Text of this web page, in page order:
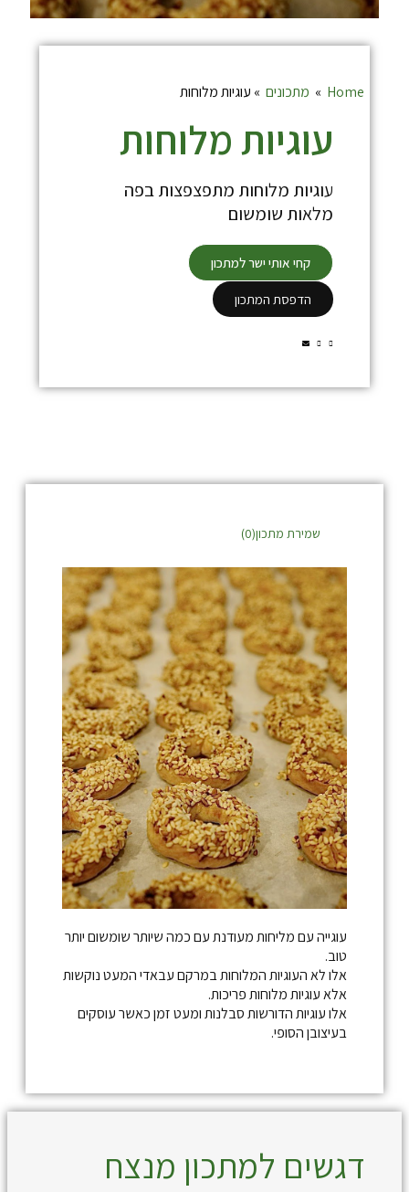
Home
» מתכונים » עוגיות מלוחות
עוגיות מלוחות
עוגיות מלוחות מתפצפצות בפה
מלאות שומשום
קחי אותי ישר למתכון
הדפסת המתכון
שמירת מתכון(0
)
עוגייה עם מליחות מעודנת עם כמה שיותר שומשום יותר
טוב.
אלו לא העוגיות המלוחות במרקם עבאדי המעט נוקשות
אלא עוגיות מלוחות פריכות.
אלו עוגיות הדורשות סבלנות ומעט זמן כאשר עוסקים
בעיצובן הסופי.
דגשים למתכון מנצח